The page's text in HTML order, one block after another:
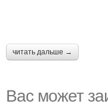
читать дальше →
Вас может